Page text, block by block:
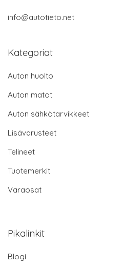
info@autotieto.net
Kategoriat
Auton huolto
Auton matot
Auton sähkötarvikkeet
Lisävarusteet
Telineet
Tuotemerkit
Varaosat
Pikalinkit
Blogi